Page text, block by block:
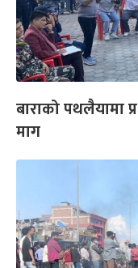
बाराको पथलैयामा
माग